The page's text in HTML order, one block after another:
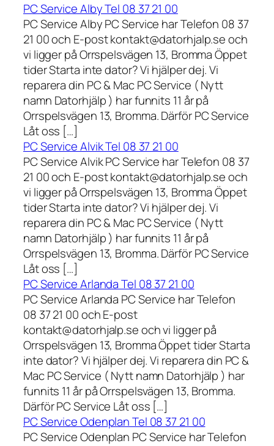
PC Service Alby Tel 08 37 21 00
PC Service Alby PC Service har Telefon 08 37
21 00 och E-post kontakt@datorhjalp.se och
vi ligger på Orrspelsvägen 13, Bromma Öppet
tider Starta inte dator? Vi hjälper dej. Vi
reparera din PC & Mac PC Service ( Nytt
namn Datorhjälp ) har funnits 11 år på
Orrspelsvägen 13, Bromma. Därför PC Service
Låt oss […]
PC Service Alvik Tel 08 37 21 00
PC Service Alvik PC Service har Telefon 08 37
21 00 och E-post kontakt@datorhjalp.se och
vi ligger på Orrspelsvägen 13, Bromma Öppet
tider Starta inte dator? Vi hjälper dej. Vi
reparera din PC & Mac PC Service ( Nytt
namn Datorhjälp ) har funnits 11 år på
Orrspelsvägen 13, Bromma. Därför PC Service
Låt oss […]
PC Service Arlanda Tel 08 37 21 00
PC Service Arlanda PC Service har Telefon
08 37 21 00 och E-post
kontakt@datorhjalp.se och vi ligger på
Orrspelsvägen 13, Bromma Öppet tider Starta
inte dator? Vi hjälper dej. Vi reparera din PC &
Mac PC Service ( Nytt namn Datorhjälp ) har
funnits 11 år på Orrspelsvägen 13, Bromma.
Därför PC Service Låt oss […]
PC Service Odenplan Tel 08 37 21 00
PC Service Odenplan PC Service har Telefon